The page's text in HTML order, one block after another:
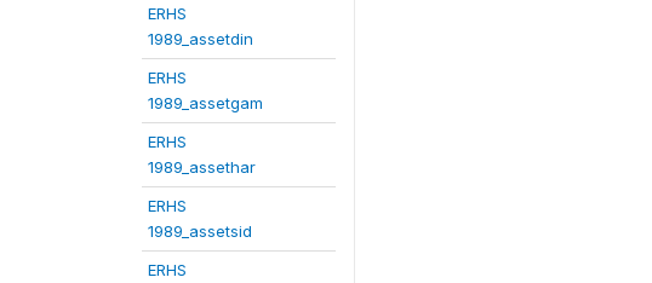
ERHS
1989_assetdin
ERHS
1989_assetgam
ERHS
1989_assethar
ERHS
1989_assetsid
ERHS